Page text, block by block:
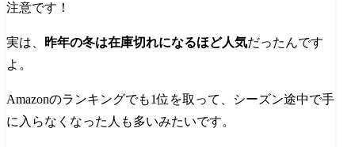
注意です！
実は、 昨年の冬は在庫切れになるほど人気だったんです
よ。
Amazonのランキングでも1位を取って、シーズン途中で手
に入らなくなった人も多いみたいです。